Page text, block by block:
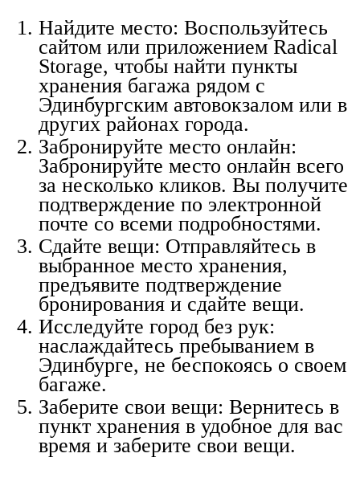
Найдите место: Воспользуйтесь
сайтом или приложением Radical
Storage, чтобы найти пункты
хранения багажа рядом с
Эдинбургским автовокзалом или в
других районах города.
Забронируйте место онлайн:
Забронируйте место онлайн всего
за несколько кликов. Вы получите
подтверждение по электронной
почте со всеми подробностями.
Сдайте вещи: Отправляйтесь в
выбранное место хранения,
предъявите подтверждение
бронирования и сдайте вещи.
Исследуйте город без рук:
наслаждайтесь пребыванием в
Эдинбурге, не беспокоясь о своем
багаже.
Заберите свои вещи: Вернитесь в
пункт хранения в удобное для вас
время и заберите свои вещи.